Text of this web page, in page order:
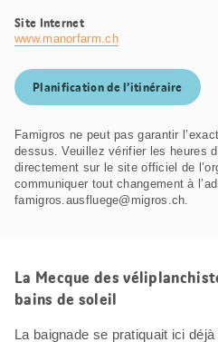
Site Internet
www.manorfarm.ch
Planification de l’itinéraire
Famigros ne peut pas garantir
dessus. Veuillez vérifier les heures
directement sur le site officiel de
communiquer tout changement à
famigros.ausfluege@migros.ch.
La Mecque des
bains de soleil
La baignade se pratiquait ici